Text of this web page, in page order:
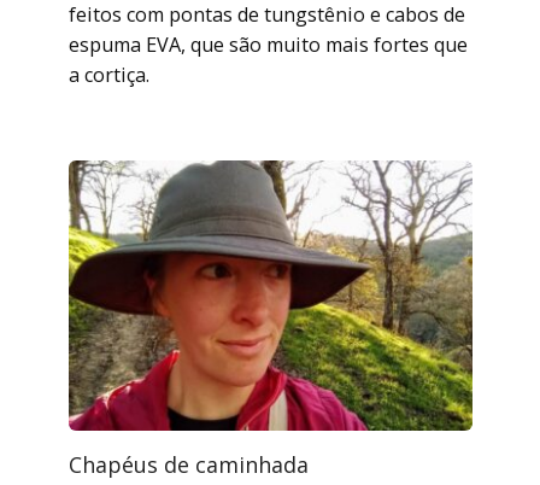
feitos com pontas de tungstênio e cabos de
espuma EVA, que são muito mais fortes que
a cortiça.
Chapéus de caminhada